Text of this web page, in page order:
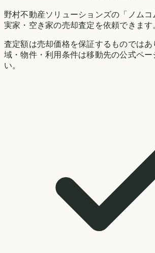
野村不動産ソリューションズの「ノムコ
実家・空き家の売却査定を依頼できます
査定額は売却価格を保証するものでは
域・物件・利用条件は移動先の公式ペー
い。